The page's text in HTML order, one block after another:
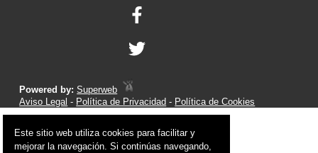
Powered by:Superweb
Aviso Legal - Política de Privacidad - Política de Cookies
Este sitio web utiliza cookies para facilitar y
mejorar la navegación. Si continúas navegando,